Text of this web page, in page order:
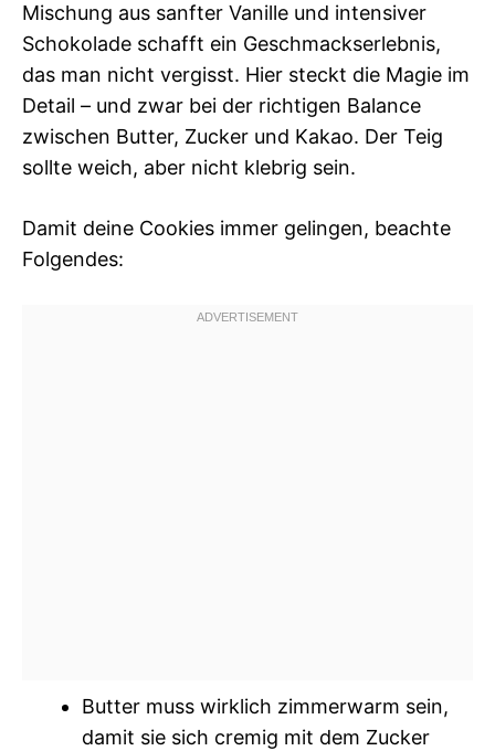
Mischung aus sanfter Vanille und intensiver
Schokolade schafft ein Geschmackserlebnis,
das man nicht vergisst. Hier steckt die Magie im
Detail – und zwar bei der richtigen Balance
zwischen Butter, Zucker und Kakao. Der Teig
sollte weich, aber nicht klebrig sein.
Damit deine Cookies immer gelingen, beachte
Folgendes:
Butter muss wirklich zimmerwarm sein,
damit sie sich cremig mit dem Zucker